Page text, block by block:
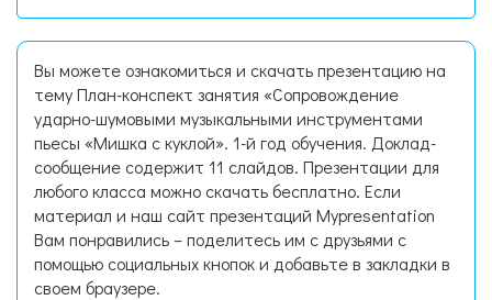
Вы можете ознакомиться и скачать презентацию на
тему План-конспект занятия «Сопровождение
ударно-шумовыми музыкальными инструментами
пьесы «Мишка с куклой». 1-й год обучения. Доклад-
сообщение содержит 11 слайдов. Презентации для
любого класса можно скачать бесплатно. Если
материал и наш сайт презентаций Mypresentation
Вам понравились – поделитесь им с друзьями с
помощью социальных кнопок и добавьте в закладки в
своем браузере.